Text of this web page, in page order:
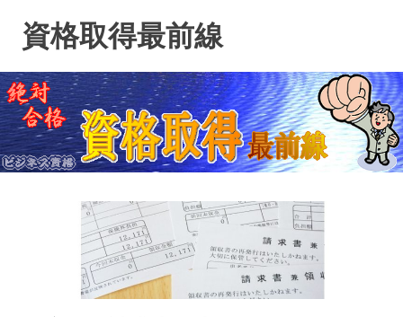
ン
ツ
へ
ス
キ
資格取得最前線